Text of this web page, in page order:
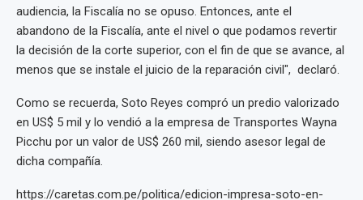
audiencia, la Fiscalía no se opuso. Entonces, ante el
abandono de la Fiscalía, ante el nivel o que podamos revertir
la decisión de la corte superior, con el fin de que se avance, al
menos que se instale el juicio de la reparación civil", declaró.
Como se recuerda, Soto Reyes compró un predio valorizado
en US$ 5 mil y lo vendió a la empresa de Transportes Wayna
Picchu por un valor de US$ 260 mil, siendo asesor legal de
dicha compañía.
https://caretas.com.pe/politica/edicion-impresa-soto-en-